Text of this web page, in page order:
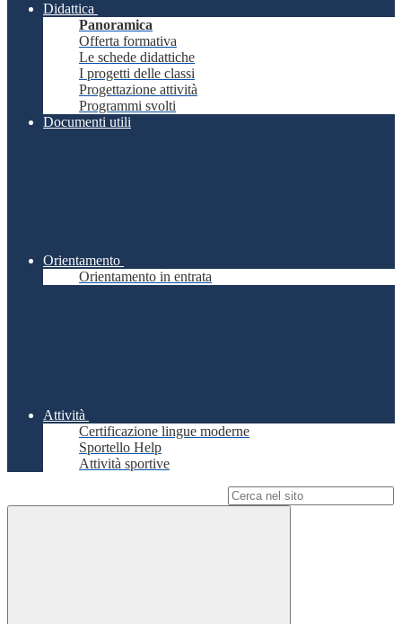
Didattica
Panoramica
Offerta formativa
Le schede didattiche
I progetti delle classi
Progettazione attività
Programmi svolti
Documenti utili
Orientamento
Orientamento in entrata
Attività
Certificazione lingue moderne
Sportello Help
Attività sportive